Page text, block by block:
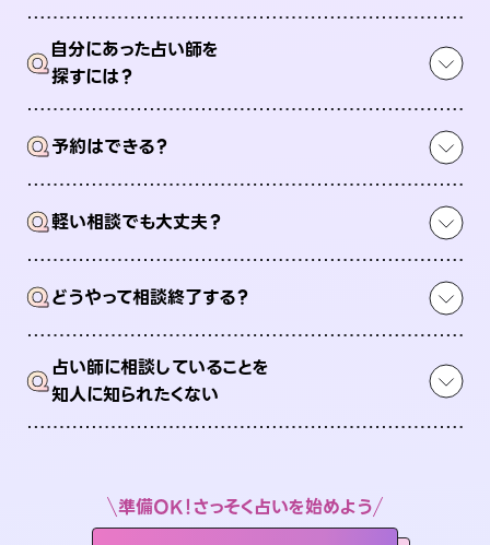
Q自分にあった占い師を
探すには？
Q予約はできる？
Q軽い相談でも大丈夫？
Qどうやって相談終了する？
Q占い師に相談していることを
知人に知られたくない
準備OK！さっそく占いを始めよう